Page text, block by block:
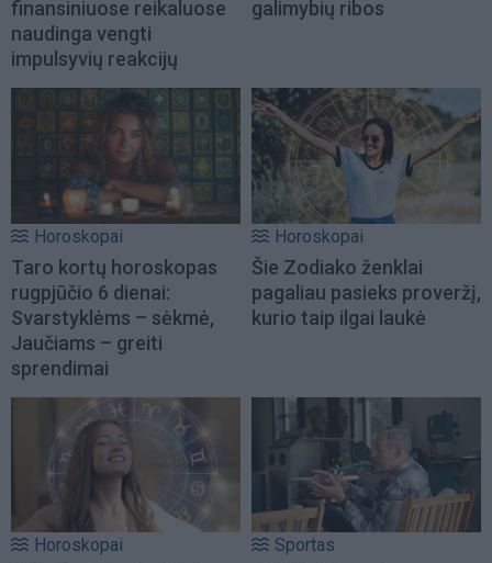
finansiniuose reikaluose
naudinga vengti
impulsyvių reakcijų
galimybių ribos
Horoskopai
Taro kortų horoskopas
rugpjūčio 6 dienai:
Svarstyklėms – sėkmė,
Jaučiams – greiti
sprendimai
Horoskopai
Šie Zodiako ženklai
pagaliau pasieks proveržį,
kurio taip ilgai laukė
Horoskopai Sportas